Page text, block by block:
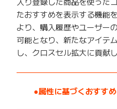
たおすすめを表示する機能
より、購入履歴やユーザー
可能となり、新たなアイテ
し、クロスセル拡大に貢献し
●属性に基づくおすす